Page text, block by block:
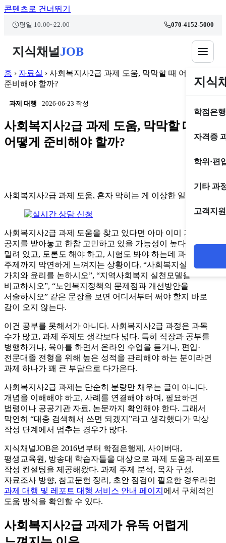
콘텐츠로 건너뛰기
평일 10:00~22:00 070-4152-5000
지식채널 JOB
지식
학점은
자격증
학위·편
기타 과
고객지원
홈 › 자료실 › 사회복지사2급 과제 도움, 막막할 때 어떻게
준비해야 할까?
과제 대행 2026-06-23 작성
사회복지사2급 과제 도움, 막막할 때
어떻게 준비해야 할까?
사회복지사2급 과제 도움, 혼자 막히는 게 이상한 일이 아니다
사회복지사2급 과제 도움을 찾고 있다면 아마 이미 과제
공지를 받아놓고 한참 고민하고 있을 가능성이 높다. 강의는
밀려 있고, 토론도 해야 하고, 시험도 봐야 하는데 과제
주제까지 막연하게 느껴지는 상황이다. “사회복지실천의
가치와 윤리를 논하시오”, “지역사회복지 실천모델을
비교하시오”, “노인복지정책의 문제점과 개선방안을
서술하시오” 같은 문장을 보면 어디서부터 써야 할지 바로
감이 오지 않는다.
이건 공부를 못해서가 아니다. 사회복지사2급 과정은 과목
수가 많고, 과제 주제도 생각보다 넓다. 특히 직장과 공부를
병행하거나, 육아를 하면서 온라인 수업을 듣거나, 편입·
전문대졸 전형을 위해 높은 성적을 관리해야 하는 분이라면
과제 하나가 꽤 큰 부담으로 다가온다.
사회복지사2급 과제는 단순히 분량만 채우는 글이 아니다.
개념을 이해해야 하고, 사례를 연결해야 하며, 필요하면
법령이나 공공기관 자료, 논문까지 확인해야 한다. 그래서
막연히 “대충 검색해서 쓰면 되겠지”라고 생각했다가 막상
작성 단계에서 멈추는 경우가 많다.
지식채널JOB은 2016년부터 학점은행제, 사이버대,
평생교육원, 방송대 학습자들을 대상으로 과제 도움과 레포트
작성 컨설팅을 제공해왔다. 과제 주제 분석, 목차 구성,
자료조사 방향, 참고문헌 정리, 초안 점검이 필요한 경우라면
과제 대행 및 레포트 대행 서비스 안내 페이지 에서 구체적인
도움 방식을 확인할 수 있다.
사회복지사2급 과제가 유독 어렵게